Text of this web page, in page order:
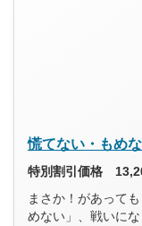
慌てない・もめ
特別割引価格
まさか！があって
めない」、戦いに